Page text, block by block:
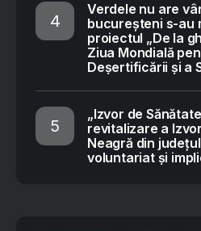
Verdele nu are
bucureșteni s-au
proiectul „De la
Ziua Mondială
Deșertificării și a
„Izvor de
revitalizare a
Neagră din
voluntariat și